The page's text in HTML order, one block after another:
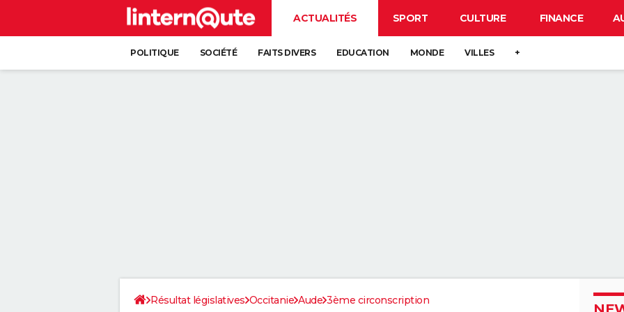
ACTUALITÉS SPORT CULTURE FINANCE
POLITIQUE SOCIÉTÉ FAITS DIVERS EDUCATION MONDE VILLES +
Résultat législatives Occitanie Aude 3ème circonscription